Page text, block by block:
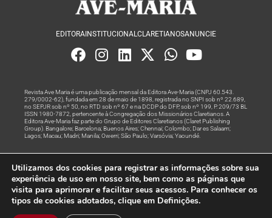
EDITORA INSTITUCIONALCLARETIANOSANUNCIE
Revista Ave Maria é uma publicação mensal da Editora Ave-Maria (CNPJ 60.543.
279/0002-62), fundada em 28 de maio de 1898, registrada no SNPI sob nº 22.689,
no SEPJR sob nº 50, no RTD sob nº 67 e na DCDP do DFP, sob nº 199, P. 209/73 BL
ISSN 1980-7872, pertencente à Congregação dos Missionários Claretianos. A
Editora Ave-Maria faz parte do Grupo de Editores Claretianos (Claret Publishing
Group). Bangalore; Barcelona; Buenos Aires; Chennai; Colombo; Dar es Salaam;
Lagos; Macau; Madri; Manila; Owerri; São Paulo; Varsóvia; Yaoundé.
Rede
© Todos os Direitos Reservados
Utilizamos dos cookies para registrar as informações sobre sua
experiência de uso em nosso site, bem como as páginas que
visita para aprimorar e facilitar seus acessos. Para conhecer os
tipos de cookies adotados, clique em Definições.